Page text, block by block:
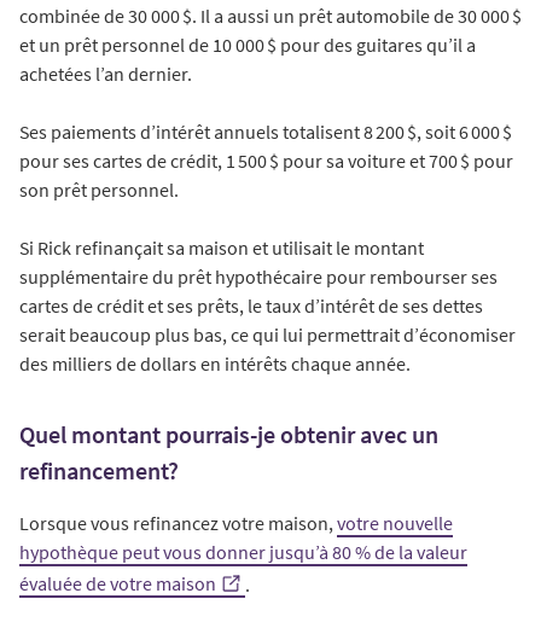
combinée de 30 000 $. Il a aussi un prêt automobile de 30 000 $
et un prêt personnel de 10 000 $ pour des guitares qu’il a
achetées l’an dernier.
Ses paiements d’intérêt annuels totalisent 8 200 $, soit 6 000 $
pour ses cartes de crédit, 1 500 $ pour sa voiture et 700 $ pour
son prêt personnel.
Si Rick refinançait sa maison et utilisait le montant
supplémentaire du prêt hypothécaire pour rembourser ses
cartes de crédit et ses prêts, le taux d’intérêt de ses dettes
serait beaucoup plus bas, ce qui lui permettrait d’économiser
des milliers de dollars en intérêts chaque année.
Quel montant pourrais-je obtenir avec un
refinancement?
Lorsque vous refinancez votre maison, votre nouvelle
hypothèque peut vous donner jusqu’à 80 % de la valeur
évaluée de votre maison
.